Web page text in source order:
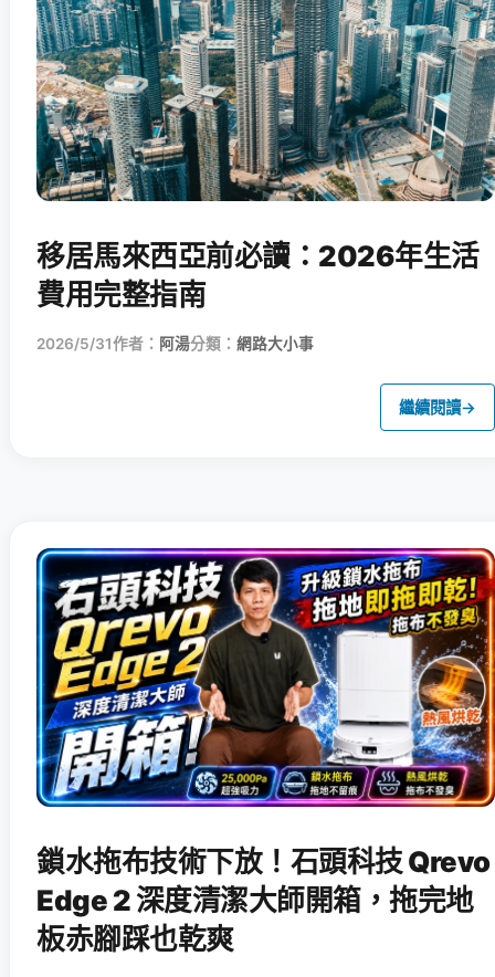
移居馬來西亞前必讀：2026年生活
費用完整指南
2026/5/31作者： 阿湯分類： 網路大小事
繼續閱讀→
鎖水拖布技術下放！石頭科技 Qrevo
Edge 2 深度清潔大師開箱，拖完地
板赤腳踩也乾爽